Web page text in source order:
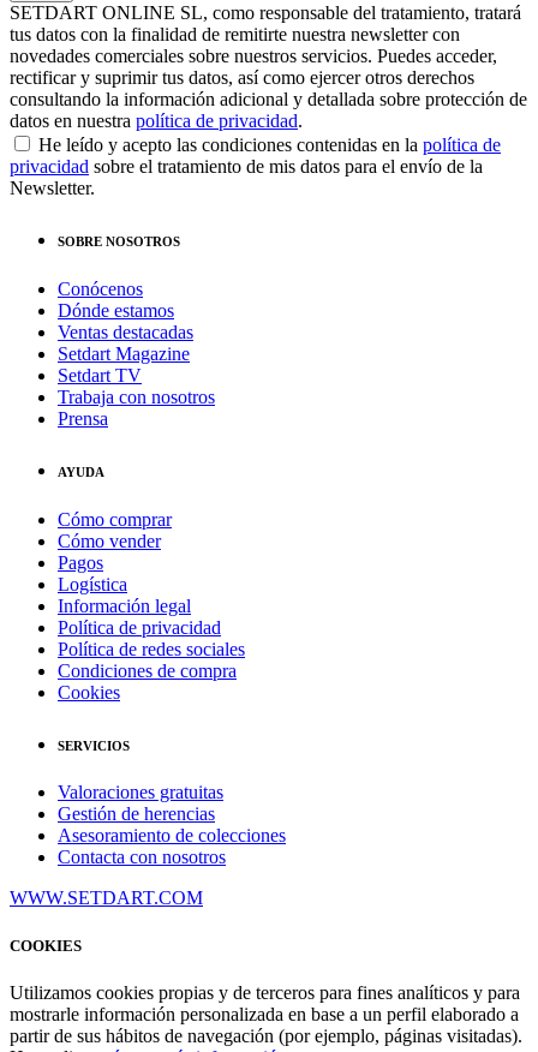
SETDART ONLINE SL, como responsable del tratamiento, tratará
tus datos con la finalidad de remitirte nuestra newsletter con
novedades comerciales sobre nuestros servicios. Puedes acceder,
rectificar y suprimir tus datos, así como ejercer otros derechos
consultando la información adicional y detallada sobre protección de
datos en nuestra política de privacidad.
He leído y acepto las condiciones contenidas en la política de
privacidad sobre el tratamiento de mis datos para el envío de la
Newsletter.
SOBRE NOSOTROS
Conócenos
Dónde estamos
Ventas destacadas
Setdart Magazine
Setdart TV
Trabaja con nosotros
Prensa
AYUDA
Cómo comprar
Cómo vender
Pagos
Logística
Información legal
Política de privacidad
Política de redes sociales
Condiciones de compra
Cookies
SERVICIOS
Valoraciones gratuitas
Gestión de herencias
Asesoramiento de colecciones
Contacta con nosotros
WWW.SETDART.COM
COOKIES
Utilizamos cookies propias y de terceros para fines analíticos y para
mostrarle información personalizada en base a un perfil elaborado a
partir de sus hábitos de navegación (por ejemplo, páginas visitadas).